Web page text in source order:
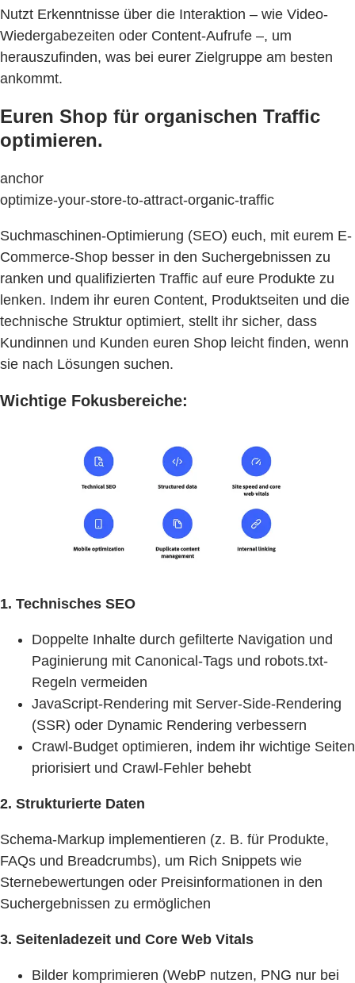
Nutzt Erkenntnisse über die Interaktion – wie Video-
Wiedergabezeiten oder Content-Aufrufe –, um
herauszufinden, was bei eurer Zielgruppe am besten
ankommt.
Euren Shop für organischen Traffic
optimieren.
anchor
optimize-your-store-to-attract-organic-traffic
Suchmaschinen-Optimierung (SEO) euch, mit eurem E-
Commerce-Shop besser in den Suchergebnissen zu
ranken und qualifizierten Traffic auf eure Produkte zu
lenken. Indem ihr euren Content, Produktseiten und die
technische Struktur optimiert, stellt ihr sicher, dass
Kundinnen und Kunden euren Shop leicht finden, wenn
sie nach Lösungen suchen.
Wichtige Fokusbereiche:
1. Technisches SEO
Doppelte Inhalte durch gefilterte Navigation und
Paginierung mit Canonical-Tags und robots.txt-
Regeln vermeiden
JavaScript-Rendering mit Server-Side-Rendering
(SSR) oder Dynamic Rendering verbessern
Crawl-Budget optimieren, indem ihr wichtige Seiten
priorisiert und Crawl-Fehler behebt
2. Strukturierte Daten
Schema-Markup implementieren (z. B. für Produkte,
FAQs und Breadcrumbs), um Rich Snippets wie
Sternebewertungen oder Preisinformationen in den
Suchergebnissen zu ermöglichen
3. Seitenladezeit und Core Web Vitals
Bilder komprimieren (WebP nutzen, PNG nur bei